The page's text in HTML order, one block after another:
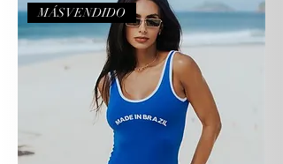
MÁS VENDIDO